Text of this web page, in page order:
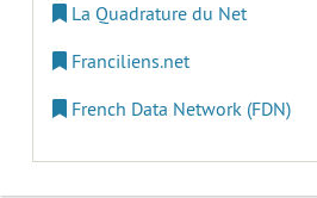
La Quadrature du Net
Franciliens.net
French Data Network (FDN)